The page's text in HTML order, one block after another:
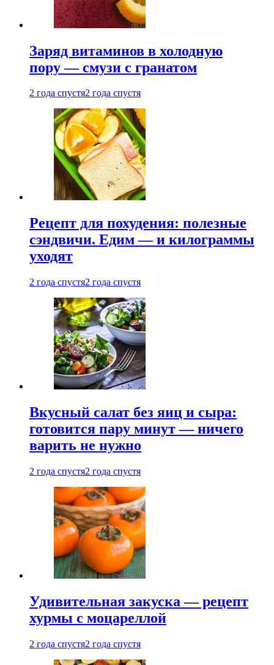
Заряд витаминов в холодную
пору — смузи с гранатом
2 года спустя2 года спустя
Рецепт для похудения: полезные
сэндвичи. Едим — и килограммы
уходят
2 года спустя2 года спустя
Вкусный салат без яиц и сыра:
готовится пару минут — ничего
варить не нужно
2 года спустя2 года спустя
Удивительная закуска — рецепт
хурмы с моцареллой
2 года спустя2 года спустя